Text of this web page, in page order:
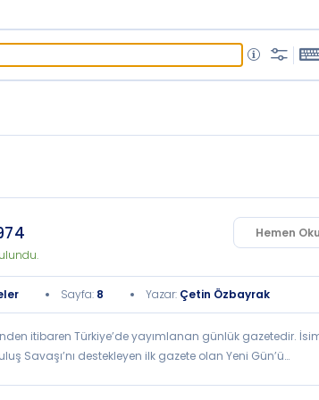
Hemen Oku
Sayfa: 8 Yazar: Çetin Özbayrak
itibaren Türkiye’de yayımlanan günlük gazetedir.
Savaşı’nı destekleyen ilk gazete olan Yeni Gün’ü